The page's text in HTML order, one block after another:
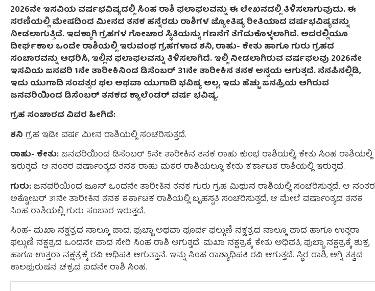
2026ನೇ ಇಸವಿಯ ವರ್ಷಭವಿಷ್ಯದಲ್ಲಿ ಸಿಂಹ ರಾಶಿ ಫಲಾಫಲವನ್ನು ಈ ಲೇಖನದಲ್ಲಿ ತಿಳಿಸಲಾಗುವುದು. ಈ
ಸರಣಿಯಲ್ಲಿ ಮೇಷದಿಂದ ಮೀನದ ತನಕ ಹನ್ನೆರಡು ರಾಶಿಗಳ ಜ್ಯೋತಿಷ್ಯ ರೀತಿಯಾದ ವರ್ಷಭವಿಷ್ಯವನ್ನು
ನೀಡಲಾಗುತ್ತಿದೆ. ಇದಕ್ಕಾಗಿ ಗ್ರಹಗಳ ಗೋಚಾರ ಸ್ಥಿತಿಯನ್ನು ಗಣನೆಗೆ ತೆಗೆದುಕೊಳ್ಳಲಾಗಿದೆ. ಅದರಲ್ಲಿಯೂ
ದೀರ್ಘಕಾಲ ಒಂದೇ ರಾಶಿಯಲ್ಲಿ ಇರುವಂಥ ಗ್ರಹಗಳಾದ ಶನಿ, ರಾಹು- ಕೇತು ಹಾಗೂ ಗುರು ಗ್ರಹದ
ಸಂಚಾರವನ್ನು ಆಧರಿಸಿ, ಇಲ್ಲಿನ ಫಲಾಫಲವನ್ನು ತಿಳಿಸಲಾಗಿದೆ. ಇಲ್ಲಿ ನೀಡಲಾಗಿರುವ ವರ್ಷಫಲವು 2026ನೇ
ಇಸವಿಯ ಜನವರಿ 1ನೇ ತಾರೀಕಿನಿಂದ ಡಿಸೆಂಬರ್ 31ನೇ ತಾರೀಕಿನ ತನಕ ಅನ್ವಯ ಆಗುತ್ತದೆ. ನೆನಪಿನಲ್ಲಿಡಿ,
ಇದು ಯುಗಾದಿ ಸಂವತ್ಸರ ಫಲ ಅಥವಾ ಯುಗಾದಿ ಭವಿಷ್ಯ ಅಲ್ಲ, ಇದು ಹೆಚ್ಚು ಜನಪ್ರಿಯ ಆಗಿರುವ
ಜನವರಿಯಿಂದ ಡಿಸೆಂಬರ್ ತನಕದ ಕ್ಯಾಲೆಂಡರ್ ವರ್ಷ ಭವಿಷ್ಯ.
ಗ್ರಹ ಸಂಚಾರದ ವಿವರ ಹೀಗಿದೆ:
ಶನಿ ಗ್ರಹ ಇಡೀ ವರ್ಷ ಮೀನ ರಾಶಿಯಲ್ಲಿ ಸಂಚರಿಸುತ್ತದೆ.
ರಾಹು- ಕೇತು:ಜನವರಿಯಿಂದ ಡಿಸೆಂಬರ್ 5ನೇ ತಾರೀಕಿನ ತನಕ ರಾಹು ಕುಂಭ ರಾಶಿಯಲ್ಲಿ, ಕೇತು ಸಿಂಹ ರಾಶಿಯಲ್ಲಿ
ಇರುತ್ತದೆ. ಆ ನಂತರ ವರ್ಷಾಂತ್ಯದ ತನಕ ರಾಹು ಮಕರ ರಾಶಿಯಲ್ಲೂ ಕೇತು ಕರ್ಕಾಟಕ ರಾಶಿಯಲ್ಲಿ ಇರುತ್ತದೆ.
ಗುರು:ಜನವರಿಯಿಂದ ಜೂನ್ ಒಂದನೇ ತಾರೀಕಿನ ತನಕ ಗುರು ಗ್ರಹ ಮಿಥುನ ರಾಶಿಯಲ್ಲಿ ಸಂಚರಿಸುತ್ತದೆ. ಆ ನಂತರ
ಅಕ್ಟೋಬರ್ 31ನೇ ತಾರೀಕಿನ ತನಕ ಕರ್ಕಾಟಕ ರಾಶಿಯಲ್ಲಿ ಬೃಹಸ್ಪತಿ ಸಂಚರಿಸುತ್ತದೆ, ಆ ಮೇಲೆ ವರ್ಷಾಂತ್ಯದ ತನಕ
ಸಿಂಹ ರಾಶಿಯಲ್ಲಿ ಗುರು ಸಂಚಾರ ಇರುತ್ತದೆ.
ಸಿಂಹ- ಮಖಾ ನಕ್ಷತ್ರದ ನಾಲ್ಕೂ ಪಾದ, ಪುಬ್ಬಾ ಅಥವಾ ಪೂರ್ವ ಫಲ್ಗುಣಿ ನಕ್ಷತ್ರದ ನಾಲ್ಕೂ ಪಾದ ಹಾಗೂ ಉತ್ತರಾ
ಫಲ್ಗುಣಿ ನಕ್ಷತ್ರದ ಒಂದನೇ ಪಾದ ಸೇರಿ ಸಿಂಹ ರಾಶಿ ಆಗುತ್ತದೆ. ಮಖಾ ನಕ್ಷತ್ರಕ್ಕೆ ಕೇತು ಅಧಿಪತಿ, ಪುಬ್ಬಾ ನಕ್ಷತ್ರಕ್ಕೆ ಶುಕ್ರ
ಹಾಗೂ ಉತ್ತರಾ ನಕ್ಷತ್ರಕ್ಕೆ ರವಿ ಅಧಿಪತಿ ಆಗುತ್ತಾನೆ. ಇನ್ನು ಸಿಂಹ ರಾಶ್ಯಾಧಿಪತಿ ರವಿ ಆಗುತ್ತದೆ. ಸ್ಥಿರ ರಾಶಿ, ಅಗ್ನಿ ತತ್ವದ
ಕಾಲಪುರುಷನ ಚಕ್ರದ ಐದನೇ ರಾಶಿ ಸಿಂಹ.